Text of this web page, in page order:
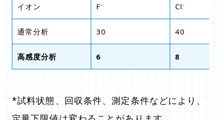
イオン F- Cl-
通常分析 30 40
高感度分析 6 8
*試料状態、回収条件、測定条件などにより、